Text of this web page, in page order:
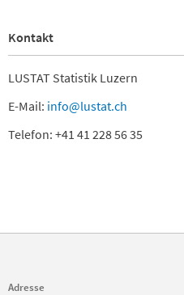
Kontakt
LUSTAT Statistik Luzern
E-Mail: info@lustat.ch
Telefon: +41 41 228 56 35
Adresse